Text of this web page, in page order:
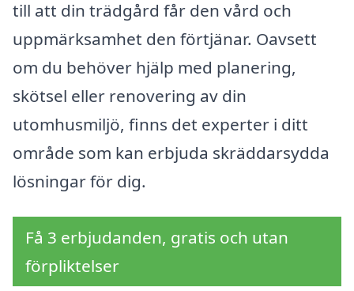
till att din trädgård får den vård och
uppmärksamhet den förtjänar. Oavsett
om du behöver hjälp med planering,
skötsel eller renovering av din
utomhusmiljö, finns det experter i ditt
område som kan erbjuda skräddarsydda
lösningar för dig.
Få 3 erbjudanden, gratis och utan
förpliktelser